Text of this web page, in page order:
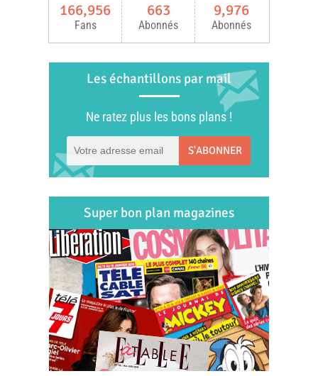
166,956
Fans
663
Abonnés
9,976
Abonnés
Les échantillons par mail
Ne ratez plus les bons plans !
S'ABONNER
Super bon plan magazines